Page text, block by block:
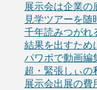
展示会は企業の
見学ツアーを随
千年読みつがれ
結果を出すため
パワポで動画編
超・緊張しぃの
展示会出展の費